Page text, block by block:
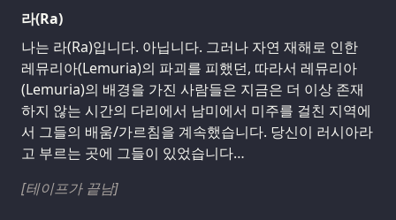
라(Ra)
나는 라(Ra)입니다. 아닙니다. 그러나 자연 재해로 인한
레뮤리아(Lemuria)의 파괴를 피했던, 따라서 레뮤리아
(Lemuria)의 배경을 가진 사람들은 지금은 더 이상 존재
하지 않는 시간의 다리에서 남미에서 미주를 걸친 지역에
서 그들의 배움/가르침을 계속했습니다. 당신이 러시아라
고 부르는 곳에 그들이 있었습니다…
[테이프가 끝남]